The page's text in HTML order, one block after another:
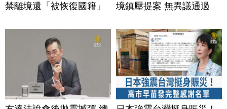
禁離境還「被恢復國籍」
境鎮壓提案 無異議通過